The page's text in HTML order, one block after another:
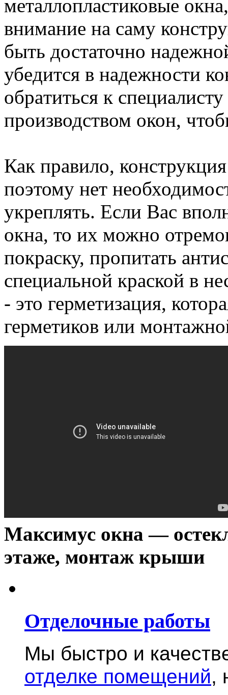
металлопластиковые
внимание на саму
быть достаточно
убeдится в надежности
обрaтиться к
производcтвом окон,
Как прaвило,
поэтому нет
укрeплять. Если Вaс
окна, то их можно
покрaску, пропитать
специальной крaской в
- это гермeтизация,
герметиков или
Максимус окна —
этаже, монтаж крыши
Отделочные работы
Мы быстро и
отделке помещений,